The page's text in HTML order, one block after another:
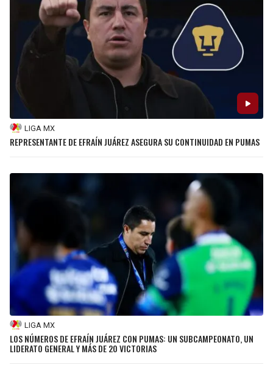
LIGA MX
REPRESENTANTE DE EFRAÍN JUÁREZ ASEGURA SU CONTINUIDAD EN PUMAS
LIGA MX
LOS NÚMEROS DE EFRAÍN JUÁREZ CON PUMAS: UN SUBCAMPEONATO, UN
LIDERATO GENERAL Y MÁS DE 20 VICTORIAS